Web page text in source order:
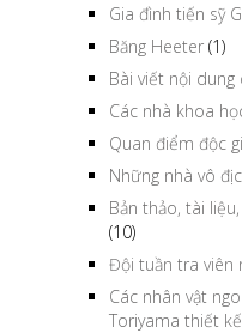
Gia đình tiến sỹ
Băng Heeter (1)
Bài viết nội dung
Các nhà khoa
Quan điểm độc
Những nhà vô
Bản thảo, tài
(10)
Đội tuần tra viên
Các nhân vật
Toriyama thiết kế